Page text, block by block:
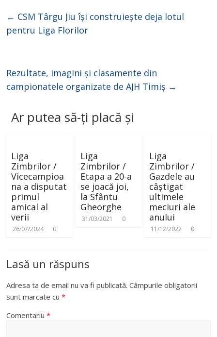
← CSM Târgu Jiu își construiește deja lotul
pentru Liga Florilor
Rezultate, imagini și clasamente din
campionatele organizate de AJH Timiș →
Ar putea să-ți placă și
Liga
Zimbrilor /
Vicecampioa
na a disputat
primul
amical al
verii
26/07/2024 0
Liga
Zimbrilor /
Etapa a 20-a
se joacă joi,
la Sfântu
Gheorghe
31/03/2021 0
Liga
Zimbrilor /
Gazdele au
câștigat
ultimele
meciuri ale
anului
11/12/2022 0
Lasă un răspuns
Adresa ta de email nu va fi publicată. Câmpurile obligatorii
sunt marcate cu*
Comentariu*